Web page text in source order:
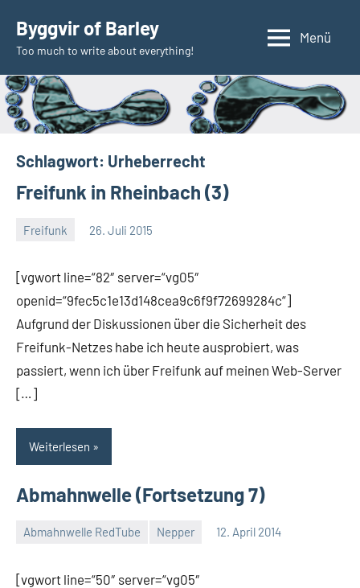
Inhalt
springen
Byggvir of Barley
Too much to write about everything!
Menü
Schlagwort: Urheberrecht
Freifunk in Rheinbach (3)
Freifunk 26. Juli 2015
[vgwort line=“82″ server=“vg05″
openid=“9fec5c1e13d148cea9c6f9f72699284c“]
Aufgrund der Diskussionen über die Sicherheit des
Freifunk-Netzes habe ich heute ausprobiert, was
passiert, wenn ich über Freifunk auf meinen Web-Server
[…]
Weiterlesen
Abmahnwelle (Fortsetzung 7)
Abmahnwelle RedTube Nepper 12. April 2014
[vgwort line=“50″ server=“vg05″